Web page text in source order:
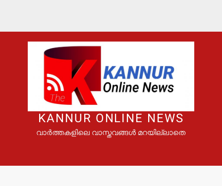
KANNUR ONLINE NEWS
വാർത്തകളിലെ വാസ്തവങ്ങൾ മറയില്ലാതെ